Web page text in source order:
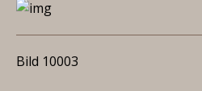
Bild 10003